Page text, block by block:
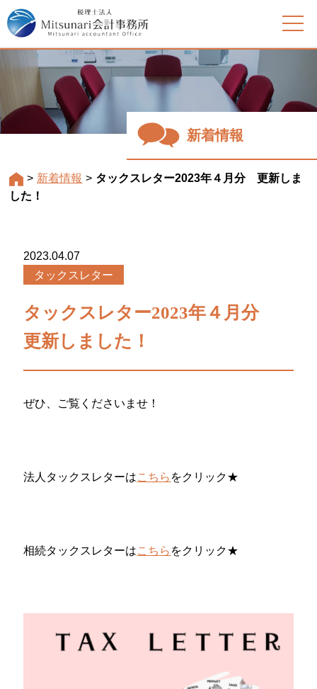
> 新着情報 > タックスレター2023年４月分 更新しま
した！
新着情報
2023.04.07
タックスレター
タックスレター2023年４月分
更新しました！
ぜひ、ご覧くださいませ！
法人タックスレターはこちら をクリック★
相続タックスレターはこちら をクリック★